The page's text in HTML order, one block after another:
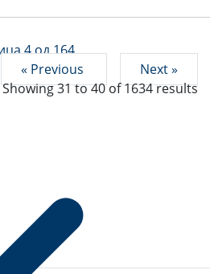
4 од 164
« Previous
Next »
Showing31to40of1634results